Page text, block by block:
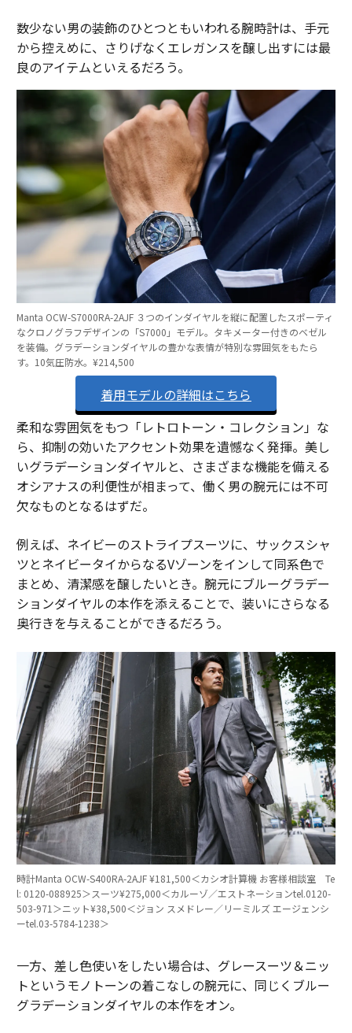
数少ない男の装飾のひとつともいわれる腕時計は、手元
から控えめに、さりげなくエレガンスを醸し出すには最
良のアイテムといえるだろう。
Manta OCW-S7000RA-2AJF ３つのインダイヤルを縦に配置したスポーティ
なクロノグラフデザインの「S7000」モデル。タキメーター付きのベゼル
を装備。グラデーションダイヤルの豊かな表情が特別な雰囲気をもたら
す。10気圧防水。¥214,500
着用モデルの詳細はこちら
柔和な雰囲気をもつ「レトロトーン・コレクション」な
ら、抑制の効いたアクセント効果を遺憾なく発揮。美し
いグラデーションダイヤルと、さまざまな機能を備える
オシアナスの利便性が相まって、働く男の腕元には不可
欠なものとなるはずだ。
例えば、ネイビーのストライプスーツに、サックスシャ
ツとネイビータイからなるVゾーンをインして同系色で
まとめ、清潔感を醸したいとき。腕元にブルーグラデー
ションダイヤルの本作を添えることで、装いにさらなる
奥行きを与えることができるだろう。
時計Manta OCW-S400RA-2AJF ¥181,500＜カシオ計算機 お客様相談室 Te
l: 0120-088925＞スーツ¥275,000＜カルーゾ／エストネーションtel.0120-
503-971＞ニット¥38,500＜ジョン スメドレー／リーミルズ エージェンシ
ーtel.03-5784-1238＞
一方、差し色使いをしたい場合は、グレースーツ＆ニッ
トというモノトーンの着こなしの腕元に、同じくブルー
グラデーションダイヤルの本作をオン。